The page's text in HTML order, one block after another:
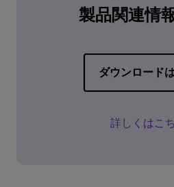
製品関連情
ダウンロード
詳しくはこ